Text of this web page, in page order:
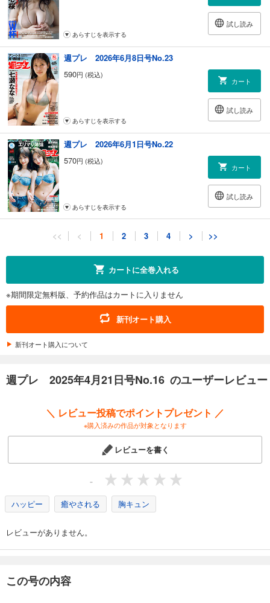
試し読み
あらすじを表示する
週プレ 2026年6月8日号No.23
590円 (税込)
カート
試し読み
あらすじを表示する
週プレ 2026年6月1日号No.22
570円 (税込)
カート
試し読み
あらすじを表示する
週プレ 2026年5月25日号No.21
試し読み
あらすじを表示する
週プレ 2026年5月18日号No.19＆20
590円 (税込)
あらすじを表示する
570 円 (税込)
あらすじを表示する
週プレ 2026年4月27日号No.17
570円 (税込)
あらすじを表示する
週プレ 2026年4月20日号No.16
<< < 1 2 3 4 > >>
カートに全巻入れる
※期間限定無料版、予約作品はカートに入りません
新刊オート購入
新刊オート購入について
週プレ 2025年4月21日号No.16 のユーザーレビュー
＼ レビュー投稿でポイントプレゼント ／
※購入済みの作品が対象となります
レビューを書く
-
ハッピー 癒やされる 胸キュン
レビューがありません。
この号の内容